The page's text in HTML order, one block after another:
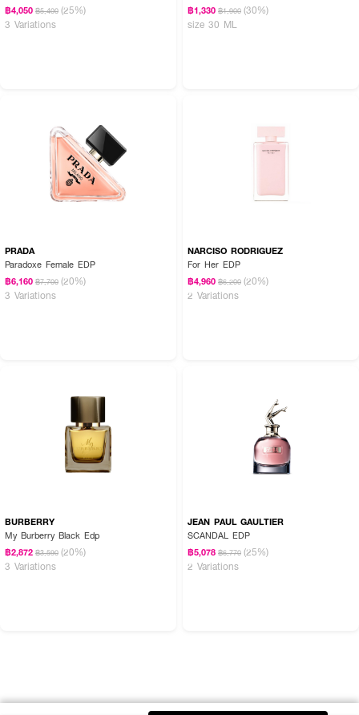
฿4,050 ฿5,400 (25%)
3 Variations
฿1,330 ฿1,900 (30%)
size 30 ML
PRADA
Paradoxe Female EDP
฿6,160 ฿7,700 (20%)
3 Variations
NARCISO RODRIGUEZ
For Her EDP
฿4,960 ฿6,200 (20%)
2 Variations
BURBERRY
My Burberry Black Edp
฿2,872 ฿3,590 (20%)
3 Variations
JEAN PAUL GAULTIER
SCANDAL EDP
฿5,078 ฿6,770 (25%)
2 Variations